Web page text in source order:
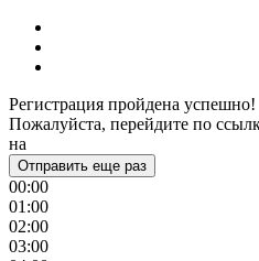
Регистрация пройдена успешно!
Пожалуйста, перейдите по
на
Отправить еще раз
00:00
01:00
02:00
03:00